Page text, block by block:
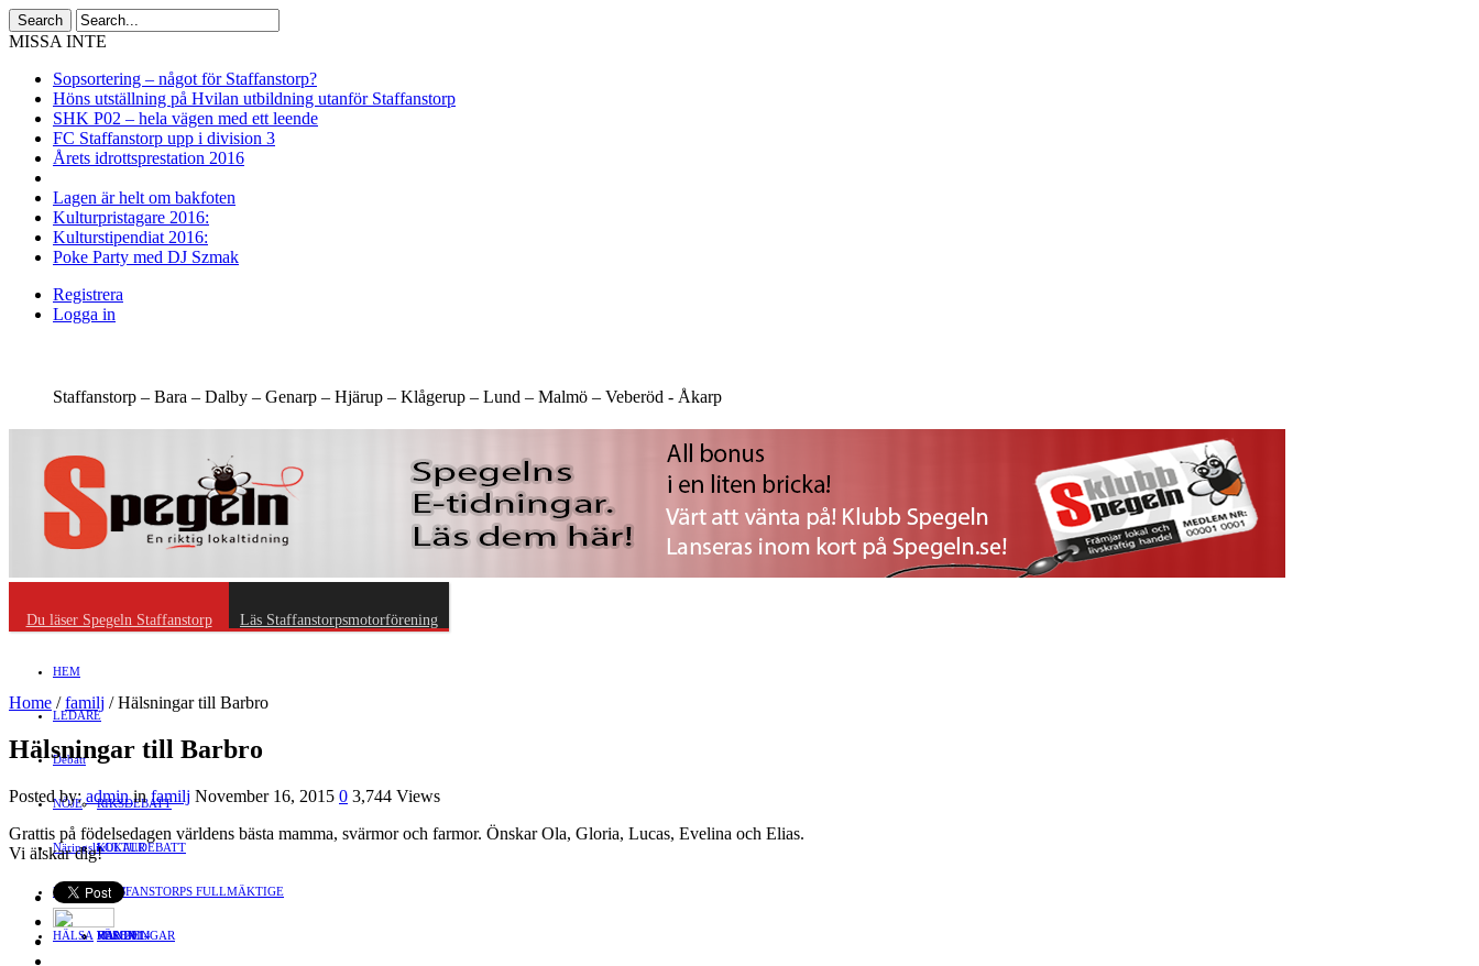
MISSA INTE
Sopsortering – något för Staffanstorp?
Höns utställning på Hvilan utbildning utanför Staffanstorp
SHK P02 – hela vägen med ett leende
FC Staffanstorp upp i division 3
Årets idrottsprestation 2016
Lagen är helt om bakfoten
Kulturpristagare 2016:
Kulturstipendiat 2016:
Poke Party med DJ Szmak
Registrera
Logga in
Staffanstorp – Bara – Dalby – Genarp – Hjärup – Klågerup – Lund – Malmö – Veberöd - Åkarp
Du läser Spegeln Staffanstorp Läs Staffanstorpsmotorförening
HEM
LEDARE
Debatt
RIKSDEBATT
LOKALDEBATT
STAFFANSTORPS FULLMÄKTIGE
VAL 2014
NÖJE
KULTUR
Mat
RESOR
Näringsliv
JOBB
HANDEL
Föreningsliv
FÖRENINGAR
HÄLSA
Home /familj /Hälsningar till Barbro
Hälsningar till Barbro
Posted by: admininfamilj November 16, 2015 0 3,744 Views
Grattis på födelsedagen världens bästa mamma, svärmor och farmor. Önskar Ola, Gloria, Lucas, Evelina och Elias.
Vi älskar dig!